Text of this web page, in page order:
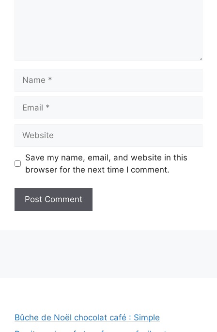
Save my name, email, and website in this
browser for the next time I comment.
Bûche de Noël chocolat café : Simple